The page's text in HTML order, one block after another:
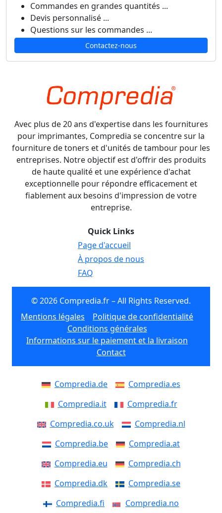
Commandes en grandes quantités ...
Devis personnalisé ...
Questions sur les commandes ...
Contactez-nous
Avec plus de 20 ans d'expertise dans les fournitures
pour imprimantes, Compredia se concentre sur la
fourniture de toners et d'unités de tambour pour les
entreprises. Notre objectif est d'offrir des produits
de haute qualité et une expérience d'achat
exceptionnelle pour répondre efficacement et
fiablement aux besoins d'impression de votre
entreprise.
Quick Links
Page d'accueil
À propos de nous
FAQ
© 2026 Compredia.fr – All Rights Reserved.
Mentions légales
Politique de confidentialité
Conditions générales
Informations sur le paiement et la livraison
Contact
Compredia.de
Compredia.es
Compredia.it
Compredia.fr
Compredia.co.uk
Compredia.nl
Compredia.be
Compredia.at
Compredia.eu
Compredia.ch
Compredia.dk
Compredia.se
Compredia.fi
Compredia.no